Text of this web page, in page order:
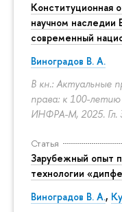
Конституционная
научном наследии
современный
Виноградов В. А.
В кн.: Актуальные
права: к 100-
ИНФРА-М, 2025. Гл.
Статья
Зарубежный опыт
технологии
Виноградов В. А.,